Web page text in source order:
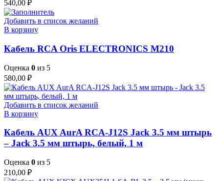
540,00 ₽
Добавить в список желаний
В корзину
Кабель RCA Oris ELECTRONICS M210
Оценка 0 из 5
580,00 ₽
Добавить в список желаний
В корзину
Кабель AUX AurA RCA-J12S Jack 3.5 мм штырь
– Jack 3.5 мм штырь, белый, 1 м
Оценка 0 из 5
210,00 ₽